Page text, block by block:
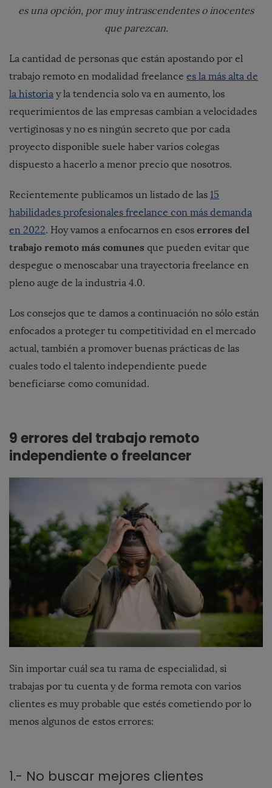
es una opción, por muy intrascendentes o inocentes
que parezcan.
La cantidad de personas que están apostando por el
trabajo remoto en modalidad freelance es la más alta de
la historia y la tendencia solo va en aumento, los
requerimientos de las empresas cambian a velocidades
vertiginosas y no es ningún secreto que por cada
proyecto disponible suele haber varios colegas
dispuesto a hacerlo a menor precio que nosotros.
Recientemente publicamos un listado de las 15
habilidades profesionales freelance con más demanda
en 2022. Hoy vamos a enfocarnos en esos errores del
trabajo remoto más comunes que pueden evitar que
despegue o menoscabar una trayectoria freelance en
pleno auge de la industria 4.0.
Los consejos que te damos a continuación no sólo están
enfocados a proteger tu competitividad en el mercado
actual, también a promover buenas prácticas de las
cuales todo el talento independiente puede
beneficiarse como comunidad.
9 errores del trabajo remoto
independiente o freelancer
Sin importar cuál sea tu rama de especialidad, si
trabajas por tu cuenta y de forma remota con varios
clientes es muy probable que estés cometiendo por lo
menos algunos de estos errores:
1.- No buscar mejores clientes